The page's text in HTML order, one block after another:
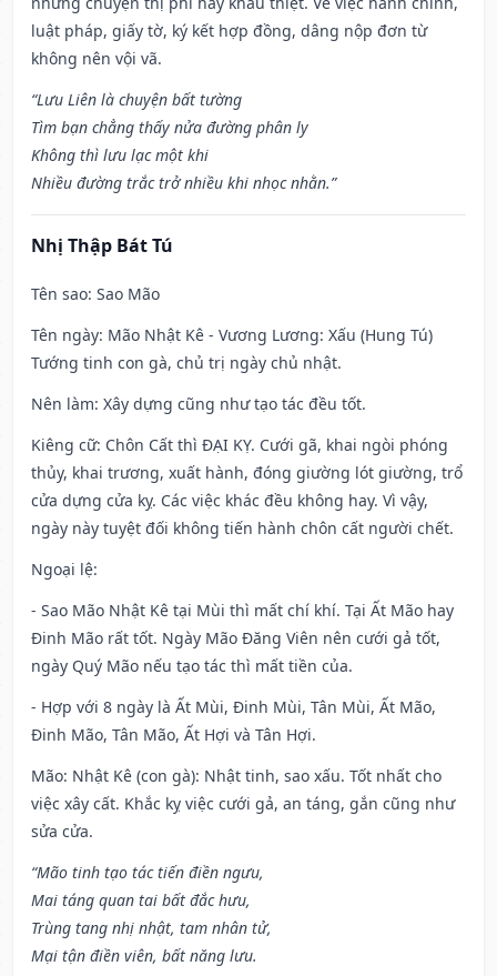
luật pháp, giấy tờ, ký kết hợp đồng, dâng nộp đơn từ
không nên vội vã.
“Lưu Liên là chuyện bất tường
Tìm bạn chẳng thấy nửa đường phân ly
Không thì lưu lạc một khi
Nhiều đường trắc trở nhiều khi nhọc nhằn.”
Nhị Thập Bát Tú
Tên sao: Sao Mão
Tên ngày: Mão Nhật Kê - Vương Lương: Xấu (Hung Tú)
Tướng tinh con gà, chủ trị ngày chủ nhật.
Nên làm: Xây dựng cũng như tạo tác đều tốt.
Kiêng cữ: Chôn Cất thì ĐẠI KỴ. Cưới gã, khai ngòi phóng
thủy, khai trương, xuất hành, đóng giường lót giường, trổ
cửa dựng cửa kỵ. Các việc khác đều không hay. Vì vậy,
ngày này tuyệt đối không tiến hành chôn cất người chết.
Ngoại lệ:
- Sao Mão Nhật Kê tại Mùi thì mất chí khí. Tại Ất Mão hay
Đinh Mão rất tốt. Ngày Mão Đăng Viên nên cưới gả tốt,
ngày Quý Mão nếu tạo tác thì mất tiền của.
- Hợp với 8 ngày là Ất Mùi, Đinh Mùi, Tân Mùi, Ất Mão,
Đinh Mão, Tân Mão, Ất Hợi và Tân Hợi.
Mão: Nhật Kê (con gà): Nhật tinh, sao xấu. Tốt nhất cho
việc xây cất. Khắc kỵ việc cưới gả, an táng, gắn cũng như
sửa cửa.
“Mão tinh tạo tác tiến điền ngưu,
Mai táng quan tai bất đắc hưu,
Trùng tang nhị nhật, tam nhân tử,
Mại tận điền viên, bất năng lưu.